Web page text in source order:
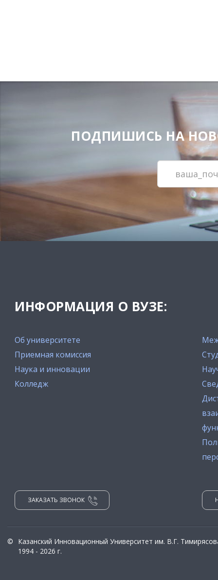
ПОДПИШИСЬ НА
ИНФОРМАЦИЯ О ВУЗЕ:
Об университете
Приемная комиссия
Наука и инновации
Колледж
ЗАКАЗАТЬ ЗВОНОК
©
Казанский Инновационный Университет им. В.Г.
1994 - 2026 г.